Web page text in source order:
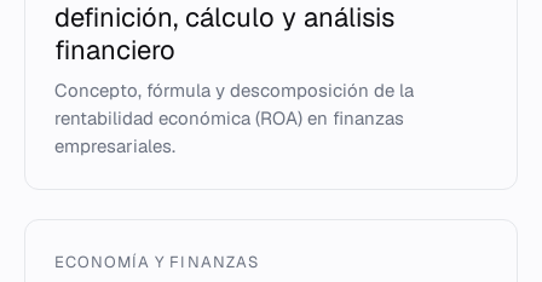
definición, cálculo y análisis
financiero
Concepto, fórmula y descomposición de la
rentabilidad económica (ROA) en finanzas
empresariales.
ECONOMÍA Y FINANZAS